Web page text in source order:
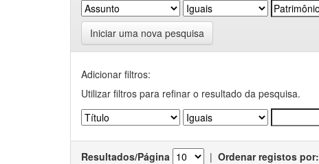
Iniciar uma nova pesquisa
Adicionar filtros:
Utilizar filtros para refinar o resultado da pesquisa.
Resultados/Página | Ordenar registos por: